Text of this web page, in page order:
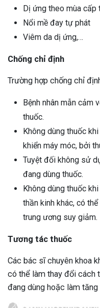
Dị ứng theo mùa cấp
Nổi mề đay tự phát
Viêm da dị ứng,…
Chống chỉ định
Trường hợp chống chỉ
Bệnh nhân mẫn cảm
thuốc.
Không dùng thuốc
khiển máy móc, bởi
Tuyệt đối không sử
đang dùng thuốc.
Không dùng thuốc
thần kinh khác, có
trung ương suy giảm.
Tương tác thuốc
Các bác sĩ chuyên khoa
có thể làm thay đổi cách
đang dùng hoặc làm